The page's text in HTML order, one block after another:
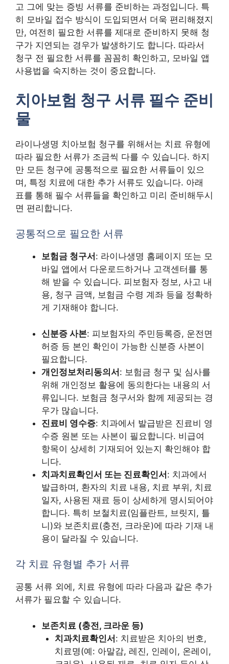
고 그에 맞는 증빙 서류를 준비하는 과정입니다. 특
히 모바일 접수 방식이 도입되면서 더욱 편리해졌지
만, 여전히 필요한 서류를 제대로 준비하지 못해 청
구가 지연되는 경우가 발생하기도 합니다. 따라서
청구 전 필요한 서류를 꼼꼼히 확인하고, 모바일 앱
사용법을 숙지하는 것이 중요합니다.
치아보험 청구 서류 필수 준비
물
라이나생명 치아보험 청구를 위해서는 치료 유형에
따라 필요한 서류가 조금씩 다를 수 있습니다. 하지
만 모든 청구에 공통적으로 필요한 서류들이 있으
며, 특정 치료에 대한 추가 서류도 있습니다. 아래
표를 통해 필수 서류들을 확인하고 미리 준비해두시
면 편리합니다.
공통적으로 필요한 서류
보험금 청구서 : 라이나생명 홈페이지 또는 모
바일 앱에서 다운로드하거나 고객센터를 통
해 받을 수 있습니다. 피보험자 정보, 사고 내
용, 청구 금액, 보험금 수령 계좌 등을 정확하
게 기재해야 합니다.
신분증 사본: 피보험자의 주민등록증, 운전면
허증 등 본인 확인이 가능한 신분증 사본이
필요합니다.
개인정보처리동의서: 보험금 청구 및 심사를
위해 개인정보 활용에 동의한다는 내용의 서
류입니다. 보험금 청구서와 함께 제공되는 경
우가 많습니다.
진료비 영수증: 치과에서 발급받은 진료비 영
수증 원본 또는 사본이 필요합니다. 비급여
항목이 상세히 기재되어 있는지 확인해야 합
니다.
치과치료확인서 또는 진료확인서: 치과에서
발급하며, 환자의 치료 내용, 치료 부위, 치료
일자, 사용된 재료 등이 상세하게 명시되어야
합니다. 특히 보철치료(임플란트, 브릿지, 틀
니)와 보존치료(충전, 크라운)에 따라 기재 내
용이 달라질 수 있습니다.
각 치료 유형별 추가 서류
공통 서류 외에, 치료 유형에 따라 다음과 같은 추가
서류가 필요할 수 있습니다.
보존치료 (충전, 크라운 등)
치과치료확인서: 치료받은 치아의 번호,
치료명(예: 아말감, 레진, 인레이, 온레이,